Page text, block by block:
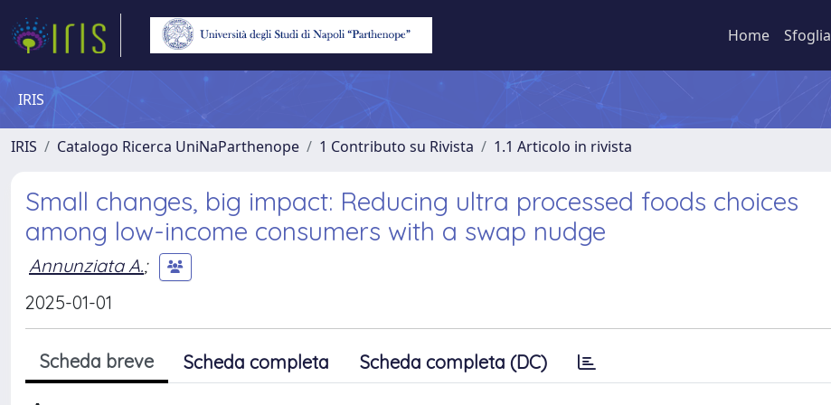
Home Sfoglia
IRIS
IRIS Catalogo Ricerca UniNaParthenope 1 Contributo su Rivista 1.1 Articolo in rivista
Small changes, big impact: Reducing ultra processed foods choices
among low-income consumers with a swap nudge
Annunziata A.;
2025-01-01
Scheda breve Scheda completa Scheda completa (DC)